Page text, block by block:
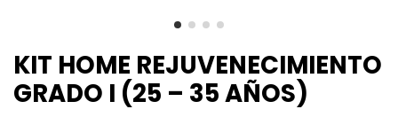
KIT HOME REJUVENECIMIENTO
GRADO I (25 – 35 AÑOS)